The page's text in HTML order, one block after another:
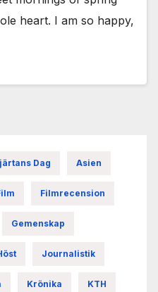
heart. I am so happy,
Dag Asien
Filmrecension
Gemenskap
Journalistik
Krönika KTH